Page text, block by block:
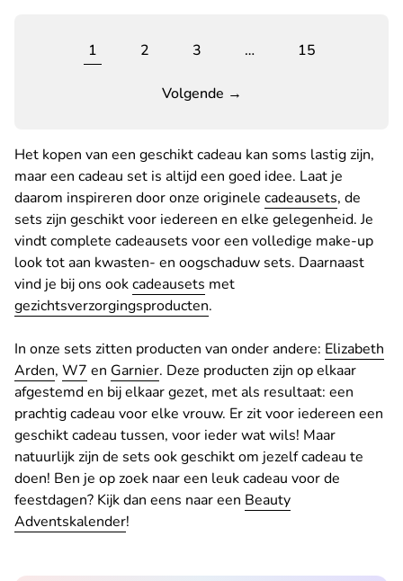
1 2 3 … 15
Volgende →
Het kopen van een geschikt cadeau kan soms lastig zijn,
maar een cadeau set is altijd een goed idee. Laat je
daarom inspireren door onze originele cadeausets, de
sets zijn geschikt voor iedereen en elke gelegenheid. Je
vindt complete cadeausets voor een volledige make-up
look tot aan kwasten- en oogschaduw sets. Daarnaast
vind je bij ons ookcadeausets met
gezichtsverzorgingsproducten.
In onze sets zitten producten van onder andere: Elizabeth
Arden, W7 en Garnier. Deze producten zijn op elkaar
afgestemd en bij elkaar gezet, met als resultaat: een
prachtig cadeau voor elke vrouw. Er zit voor iedereen een
geschikt cadeau tussen, voor ieder wat wils! Maar
natuurlijk zijn de sets ook geschikt om jezelf cadeau te
doen! Ben je op zoek naar een leuk cadeau voor de
feestdagen? Kijk dan eens naar een Beauty
Adventskalender!